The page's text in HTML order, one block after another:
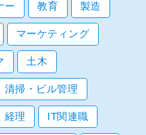
ー 教育 製造
マーケティング
土木
清掃・ビル管理
経理 IT関連職